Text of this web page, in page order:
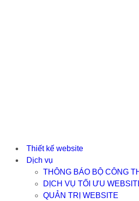
Thiết kế website
Dịch vụ
THÔNG BÁO BỘ CÔNG
DỊCH VỤ TỐI ƯU
QUẢN TRỊ WEBSITE